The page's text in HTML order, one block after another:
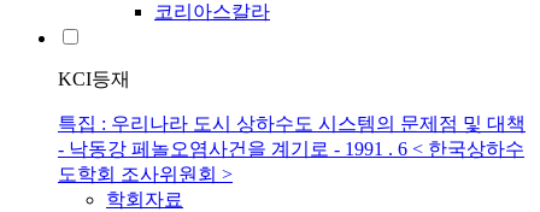
코리아스칼라
KCI등재
특집 : 우리나라 도시 상하수도 시스템의 문제점 및 대책
- 낙동강 페놀오염사건을 계기로 - 1991 . 6 < 한국상하수
도학회 조사위원회 >
학회자료